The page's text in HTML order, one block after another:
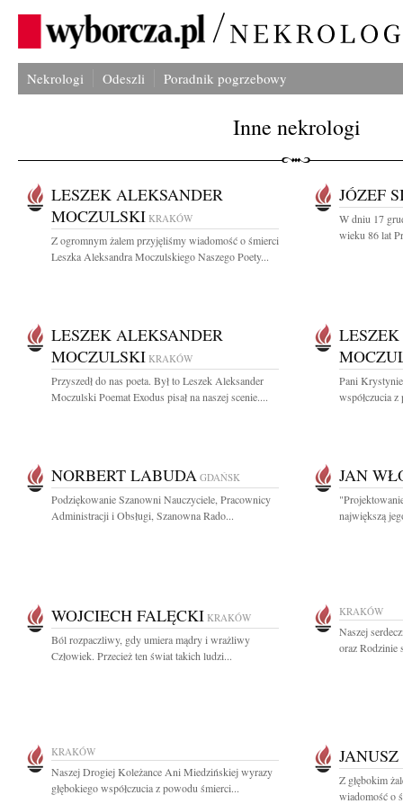
Nekrologi Odeszli Poradnik pogrzebowy
Inne nekrologi
LESZEK ALEKSANDER
MOCZULSKI KRAKÓW
Z ogromnym żalem przyjęliśmy wiadomość o śmierci
Leszka Aleksandra Moczulskiego Naszego Poety...
JÓZEF
W dniu 17
wieku 86 lat
LESZEK ALEKSANDER
MOCZULSKI KRAKÓW
Przyszedł do nas poeta. Był to Leszek Aleksander
Moczulski Poemat Exodus pisał na naszej scenie....
Pani
współczucia
NORBERT LABUDA GDAŃSK
Podziękowanie Szanowni Nauczyciele, Pracownicy
Administracji i Obsługi, Szanowna Rado...
JAN
największą
WOJCIECH FALĘCKI KRAKÓW
Ból rozpaczliwy, gdy umiera mądry i wrażliwy
Człowiek. Przecież ten świat takich ludzi...
KRAKÓW
Naszej
oraz Rodzinie
KRAKÓW
Naszej Drogiej Koleżance Ani Miedzińskiej wyrazy
głębokiego współczucia z powodu śmierci...
Z głębokim
wiadomość o